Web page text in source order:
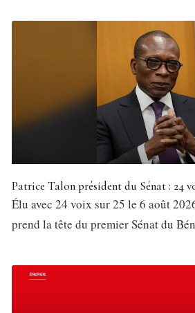
Patrice Talon président du Sénat : 24
Élu avec 24 voix sur 25 le 6 août
prend la tête du premier Sénat du